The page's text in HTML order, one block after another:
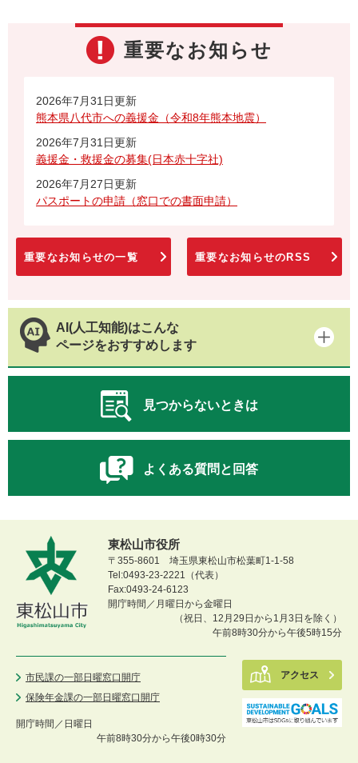
重要なお知らせ
2026年7月31日更新
熊本県八代市への義援金（令和8年熊本地震）
2026年7月31日更新
義援金・救援金の募集(日本赤十字社)
2026年7月27日更新
パスポートの申請（窓口での書面申請）
重要なお知らせの一覧 重要なお知らせのRSS
AI(人工知能)はこんな
ページをおすすめします
見つからないときは
よくある質問と回答
東松山市役所
〒355-8601 埼玉県東松山市松葉町1-1-58
Tel:0493-23-2221（代表）
Fax:0493-24-6123
開庁時間／月曜日から金曜日
（祝日、12月29日から1月3日を除く）
午前8時30分から午後5時15分
市民課の一部日曜窓口開庁
保険年金課の一部日曜窓口開庁
開庁時間／ 日曜日
午前8時30分から午後0時30分
アクセス